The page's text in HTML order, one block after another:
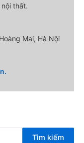
thất.
Mai, Hà Nội
Tìm kiếm